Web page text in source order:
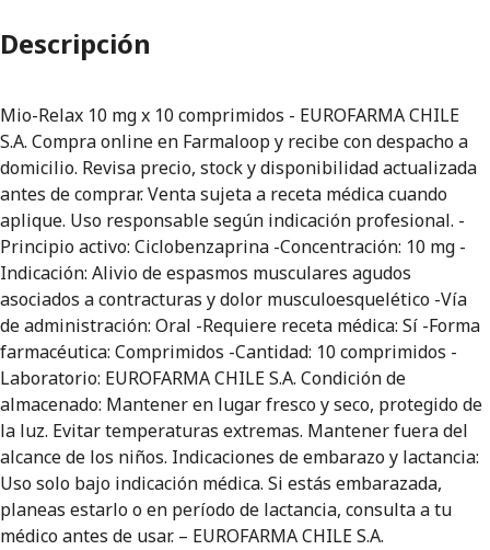
Descripción
Mio-Relax 10 mg x 10 comprimidos - EUROFARMA CHILE
S.A. Compra online en Farmaloop y recibe con despacho a
domicilio. Revisa precio, stock y disponibilidad actualizada
antes de comprar. Venta sujeta a receta médica cuando
aplique. Uso responsable según indicación profesional. -
Principio activo: Ciclobenzaprina -Concentración: 10 mg -
Indicación: Alivio de espasmos musculares agudos
asociados a contracturas y dolor musculoesquelético -Vía
de administración: Oral -Requiere receta médica: Sí -Forma
farmacéutica: Comprimidos -Cantidad: 10 comprimidos -
Laboratorio: EUROFARMA CHILE S.A. Condición de
almacenado: Mantener en lugar fresco y seco, protegido de
la luz. Evitar temperaturas extremas. Mantener fuera del
alcance de los niños. Indicaciones de embarazo y lactancia:
Uso solo bajo indicación médica. Si estás embarazada,
planeas estarlo o en período de lactancia, consulta a tu
médico antes de usar. – EUROFARMA CHILE S.A.